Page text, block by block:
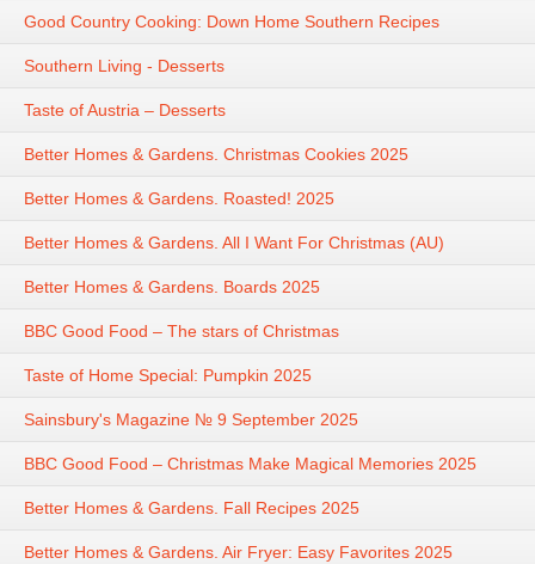
Good Country Cooking: Down Home Southern Recipes
Southern Living - Desserts
Taste of Austria – Desserts
Better Homes & Gardens. Christmas Cookies 2025
Better Homes & Gardens. Roasted! 2025
Better Homes & Gardens. All I Want For Christmas (AU)
Better Homes & Gardens. Boards 2025
BBC Good Food – The stars of Christmas
Taste of Home Special: Pumpkin 2025
Sainsbury's Magazine № 9 September 2025
BBC Good Food – Christmas Make Magical Memories 2025
Better Homes & Gardens. Fall Recipes 2025
Better Homes & Gardens. Air Fryer: Easy Favorites 2025